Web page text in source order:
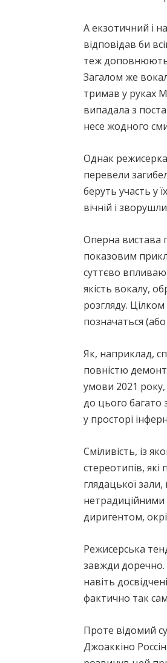
А екзотичний і
відповідав би
теж доповнюють
Загалом же
тримав у руках
випадала з
несе жодного
Однак
перевели
беруть участь у
вічній і
Оперна вистава
показовим
суттєво
якість вокалу,
розгляду.
позначаться
Як, наприклад,
повністю
умови 2021
до цього багато
у просторі
Сміливість, із
стереотипів,
глядацької
нетрадиційними
диригентом,
Режисерська
завжди доречно.
навіть
фактично так
Проте відомий
Джоаккіно